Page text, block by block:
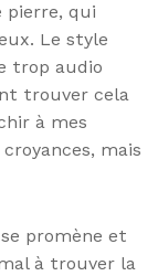
pierre, qui
Le style
trop audio
trouver cela
à mes
mais
promène et
à trouver la